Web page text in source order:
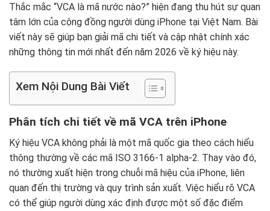
Thắc mắc “VCA là mã nước nào?” hiện đang thu hút sự quan
tâm lớn của cộng đồng người dùng iPhone tại Việt Nam. Bài
viết này sẽ giúp bạn giải mã chi tiết và cập nhật chính xác
những thông tin mới nhất đến năm 2026 về ký hiệu này.
Xem Nội Dung Bài Viết
Phân tích chi tiết về mã VCA trên iPhone
Ký hiệu VCA không phải là một mã quốc gia theo cách hiểu
thông thường về các mã ISO 3166-1 alpha-2. Thay vào đó,
nó thường xuất hiện trong chuỗi mã hiệu của iPhone, liên
quan đến thị trường và quy trình sản xuất. Việc hiểu rõ VCA
có thể giúp người dùng xác định được một số đặc điểm